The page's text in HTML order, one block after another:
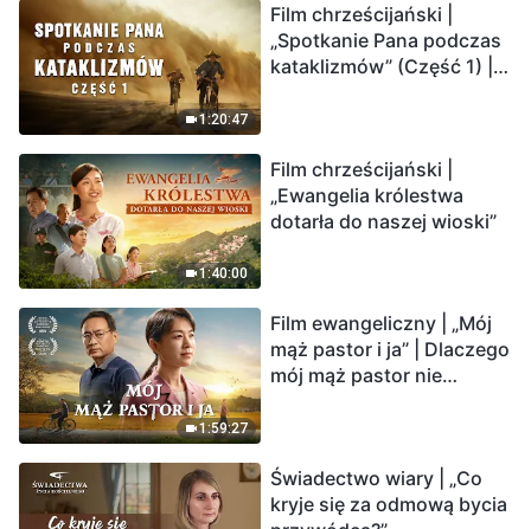
Ludzkość weszła w
odliczanie. Czy znalazłeś
już drogę ocalenia?
1:20:47
Film chrześcijański |
„Spotkanie Pana podczas
kataklizmów” (Część 1) |
1:40:00
Film chrześcijański |
„Ewangelia królestwa
dotarła do naszej wioski”
1:59:27
Film ewangeliczny | „Mój
mąż pastor i ja” | Dlaczego
mój mąż pastor nie
Świadectwo wiary | „Co
kryje się za odmową bycia